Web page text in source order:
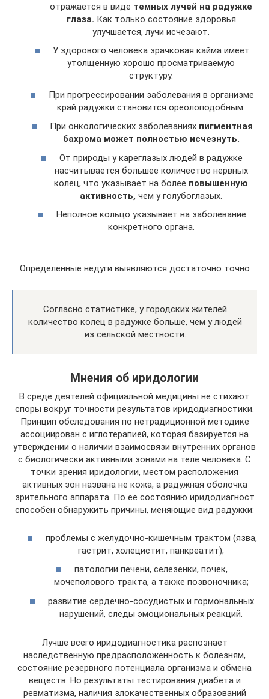
отражается в виде темных лучей на радужке
глаза. Как только состояние здоровья
улучшается, лучи исчезают.
У здорового человека зрачковая кайма имеет
утолщенную хорошо просматриваемую
структуру.
При прогрессировании заболевания в организме
край радужки становится ореолоподобным.
При онкологических заболеваниях пигментная
бахрома может полностью исчезнуть.
От природы у кареглазых людей в радужке
насчитывается большее количество нервных
колец, что указывает на более повышенную
активность, чем у голубоглазых.
Неполное кольцо указывает на заболевание
конкретного органа.
Определенные недуги выявляются достаточно точно
Согласно статистике, у городских жителей
количество колец в радужке больше, чем у людей
из сельской местности.
Мнения об иридологии
В среде деятелей официальной медицины не стихают
споры вокруг точности результатов иридодиагностики.
Принцип обследования по нетрадиционной методике
ассоциирован с иглотерапией, которая базируется на
утверждении о наличии взаимосвязи внутренних органов
с биологически активными зонами на теле человека. С
точки зрения иридологии, местом расположения
активных зон названа не кожа, а радужная оболочка
зрительного аппарата. По ее состоянию иридодиагност
способен обнаружить причины, меняющие вид радужки:
проблемы с желудочно-кишечным трактом (язва,
гастрит, холецистит, панкреатит);
патологии печени, селезенки, почек,
мочеполового тракта, а также позвоночника;
развитие сердечно-сосудистых и гормональных
нарушений, следы эмоциональных реакций.
Лучше всего иридодиагностика распознает
наследственную предрасположенность к болезням,
состояние резервного потенциала организма и обмена
веществ. Но результаты тестирования диабета и
ревматизма, наличия злокачественных образований